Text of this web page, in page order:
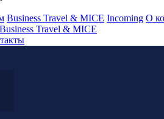
Business Travel & MICE Incoming О
Business Travel & MICE